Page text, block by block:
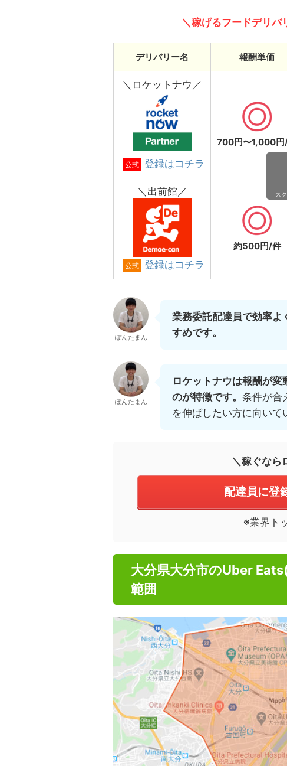
＼稼げるフードデリバ
デリバリー名 報酬単価
＼ロケットナウ／
公式 登録はコチラ
700円〜1,000円
＼出前館／
公式 登録はコチラ
約500円/件
ぽんたまん
業務委託配達員で効率よ
すめです。
ぽんたまん
ロケットナウは報酬が
のが特徴です。 条件が合
を伸ばしたい方に向いて
＼稼ぐなら
配達員に登
※業界ト
大分県大分市のUber
範囲